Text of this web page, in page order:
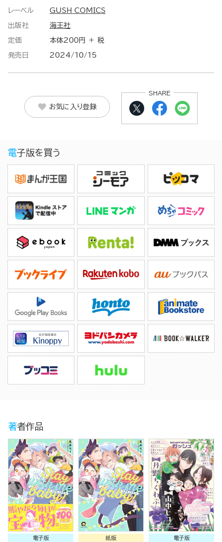
レーベル GUSH COMICS
出版社 海王社
定価 本体200円 ＋ 税
発売日 2024/10/15
お気に入り登録
SHARE
電子版を買う
著者作品
電子版
紙版
電子版